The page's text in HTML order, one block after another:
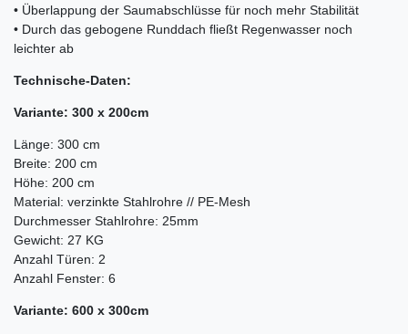
• Überlappung der Saumabschlüsse für noch mehr Stabilität
• Durch das gebogene Runddach fließt Regenwasser noch
leichter ab
Technische-Daten:
Variante: 300 x 200cm
Länge: 300 cm
Breite: 200 cm
Höhe: 200 cm
Material: verzinkte Stahlrohre // PE-Mesh
Durchmesser Stahlrohre: 25mm
Gewicht: 27 KG
Anzahl Türen: 2
Anzahl Fenster: 6
Variante: 600 x 300cm